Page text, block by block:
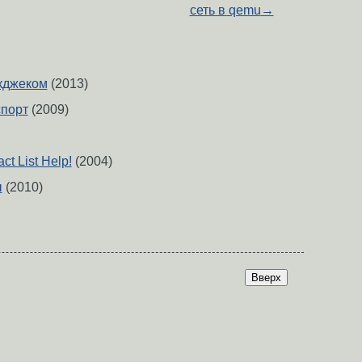
сеть в qemu →
(2013)
(2009)
List Help! (2004)
(2010)
Вверх